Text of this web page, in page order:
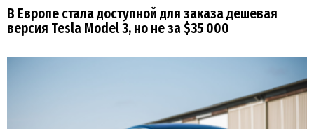
В Европе стала доступной для заказа дешевая
версия Tesla Model 3, но не за $35 000